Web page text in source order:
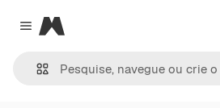
Close menu
Magnific